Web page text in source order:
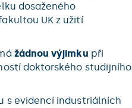
dosaženého
UK z užití
žádnou výjimku při
doktorského studijního
s evidencí industriálních